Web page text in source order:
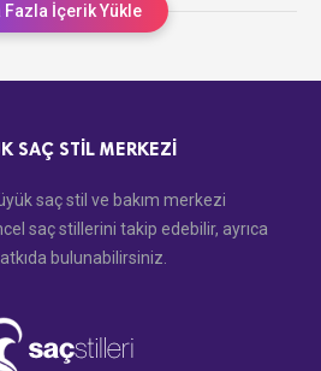
Fazla İçerik Yükle
SAÇ STIL MERKEZI
saç stil ve bakım merkezi
saç stillerini takip edebilir, ayrıca
bulunabilirsiniz.